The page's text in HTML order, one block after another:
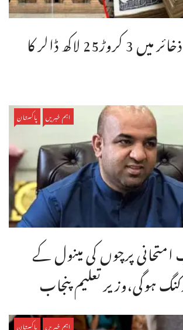
ملکی زر مبادلہ ذخائر میں 3 کروڑ25 لاکھ ڈالر کا
اہم خبریں پاکستان
پرچوں کی مینول کے
ہوگی،وزیر تعلیم پنجاب
اہم خبریں پاکستان